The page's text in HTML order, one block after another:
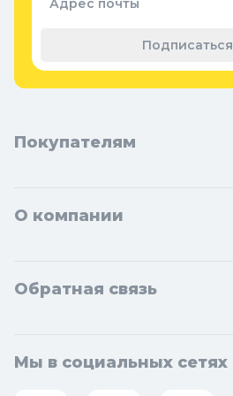
Теплицы, парники и укрывной
Адрес почты
Подписаться
Покупателям
О компании
Обратная связь
Мы в социальных сетях